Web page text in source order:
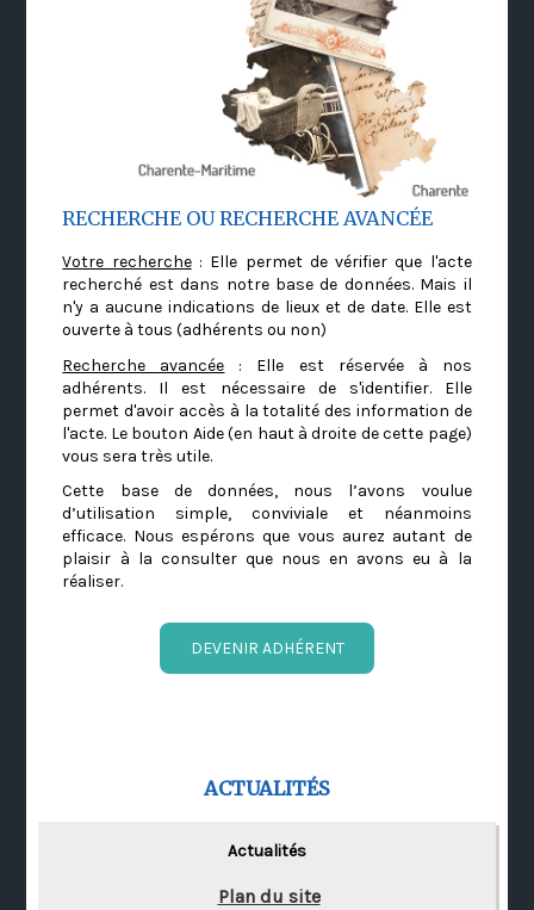
RECHERCHE OU RECHERCHE AVANCÉE
Votre recherche: Elle permet de vérifier que l'acte
recherché est dans notre base de données. Mais il
n'y a aucune indications de lieux et de date. Elle est
ouverte à tous (adhérents ou non)
Recherche avancée : Elle est réservée à nos
adhérents. Il est nécessaire de s'identifier. Elle
permet d'avoir accès à la totalité des information de
l'acte. Le bouton Aide (en haut à droite de cette page)
vous sera très utile.
Cette base de données, nous l’avons voulue
d’utilisation simple, conviviale et néanmoins
efficace. Nous espérons que vous aurez autant de
plaisir à la consulter que nous en avons eu à la
réaliser.
DEVENIR ADHÉRENT
ACTUALITÉS
Actualités
Plan du site